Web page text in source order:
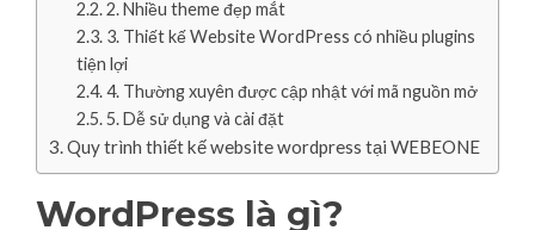
2. Nhiều theme đẹp mắt
3. Thiết kế Website WordPress có nhiều plugins
tiện lợi
4. Thường xuyên được cập nhật với mã nguồn mở
5. Dễ sử dụng và cài đặt
Quy trình thiết kế website wordpress tại WEBEONE
WordPress là gì?